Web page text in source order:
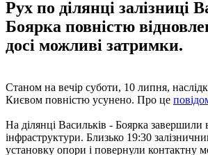
Рух по ділянці залізниці
Боярка повністю
досі можливі затримки.
Станом на вечір суботи, 10 липня,
Києвом повністю усунено. Про це
На ділянці Васильків - Боярка завершили
інфраструктури. Близько 19:30
установку опори і повернули контактну